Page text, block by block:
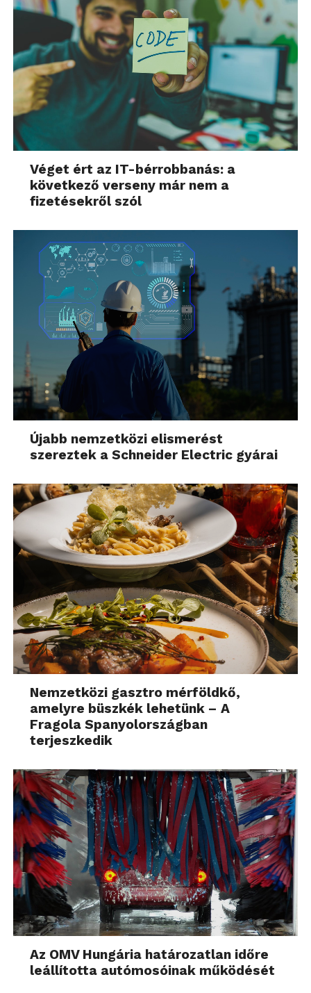
Véget ért az IT-bérrobbanás: a
következő verseny már nem a
fizetésekről szól
Újabb nemzetközi elismerést
szereztek a Schneider Electric gyárai
Nemzetközi gasztro mérföldkő,
amelyre büszkék lehetünk – A
Fragola Spanyolországban
terjeszkedik
Az OMV Hungária határozatlan időre
leállította autómosóinak működését